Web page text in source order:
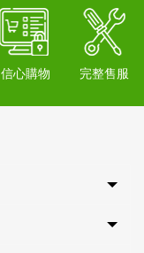
信心購物 完整售服